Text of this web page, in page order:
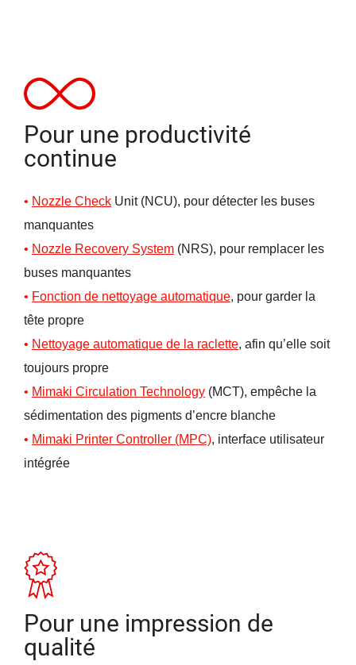
Pour une productivité
continue
Nozzle Check Unit (NCU), pour détecter les buses
manquantes
Nozzle Recovery System (NRS), pour remplacer les
buses manquantes
Fonction de nettoyage automatique, pour garder la
tête propre
Nettoyage automatique de la raclette, afin qu’elle soit
toujours propre
Mimaki Circulation Technology (MCT), empêche la
sédimentation des pigments d’encre blanche
Mimaki Printer Controller (MPC), interface utilisateur
intégrée
Pour une impression de
qualité